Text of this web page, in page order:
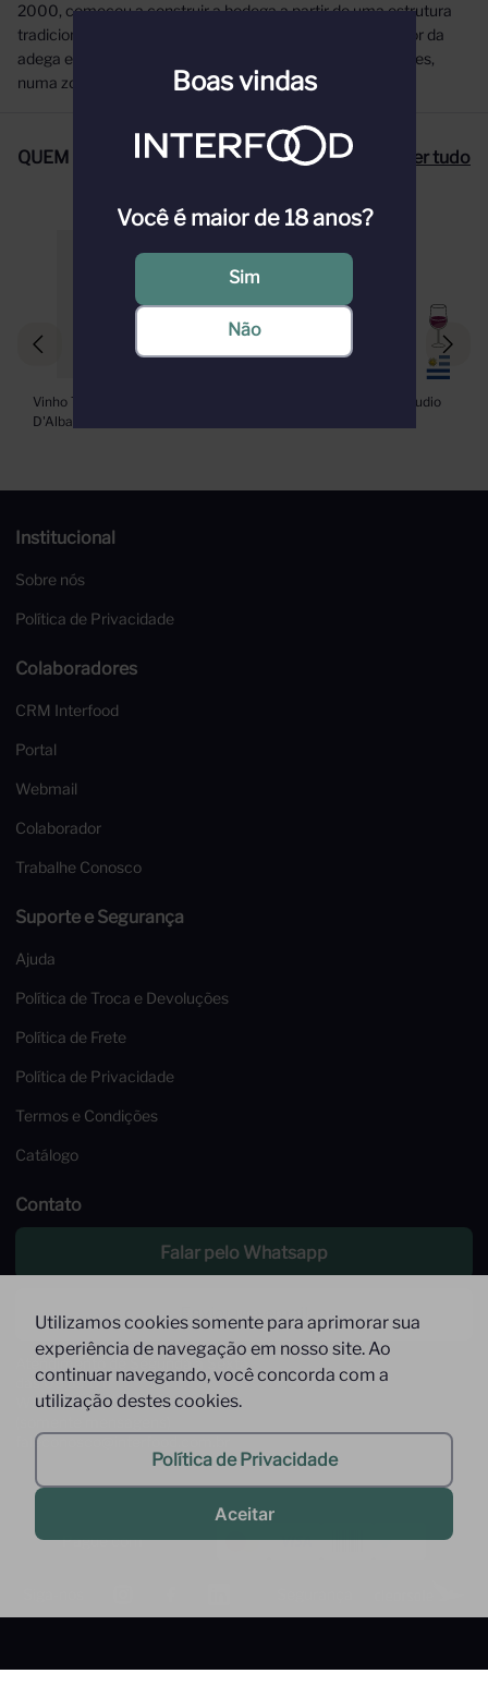
Utilizamos cookies somente para aprimorar sua
experiência de navegação em nosso site. Ao
continuar navegando, você concorda com a
utilização destes cookies.
Política de Privacidade
Aceitar
2000, começou a construir a bodega a partir de uma estrutura
tradicional de pedras, o que mantém a umidade e o frescor da
adega e do ambiente. Os vinhedos estão aos pés dos Andes,
numa zona bastante privilegiada.
QUEM COMPROU, COMPROU TAMBÉM Ver tudo
Vinho Tinto Batasiolo Barbera
D'Alba Doc 750ml
Vinho Familia Deicas Preludio
Institucional
Sobre nós
Política de Privacidade
Colaboradores
CRM Interfood
Portal
Webmail
Colaborador
Trabalhe Conosco
Suporte e Segurança
Ajuda
Política de Troca e Devoluções
Política de Frete
Política de Privacidade
Termos e Condições
Catálogo
Contato
Falar pelo Whatsapp
Enviar um email
Atendimento de Segunda à Sexta,
das 09 às 17h
Whatsapp: (11) 9 9278-9369
faleconosco@interfood.com.br
Pague com
Boas vindas
Você é maior de 18 anos?
Sim
Não